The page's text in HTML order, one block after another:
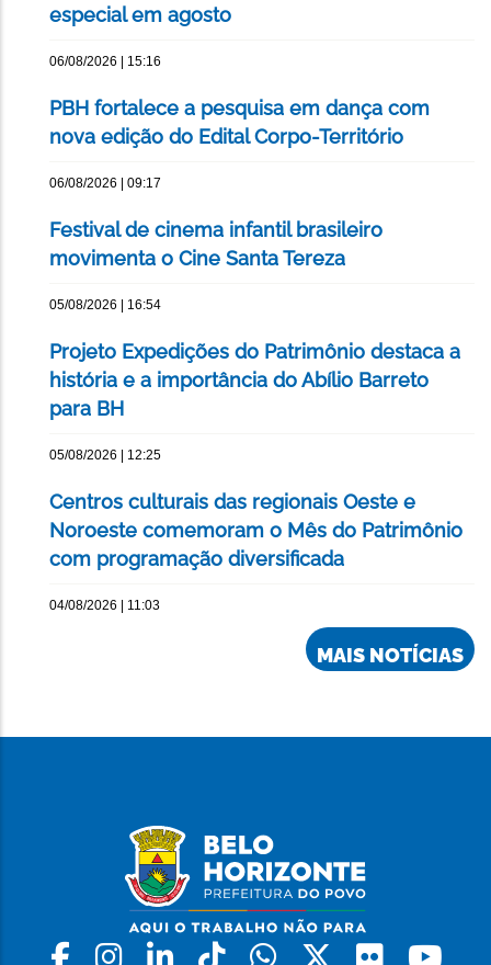
especial em agosto
06/08/2026 | 15:16
PBH fortalece a pesquisa em dança com
nova edição do Edital Corpo-Território
06/08/2026 | 09:17
Festival de cinema infantil brasileiro
movimenta o Cine Santa Tereza
05/08/2026 | 16:54
Projeto Expedições do Patrimônio destaca a
história e a importância do Abílio Barreto
para BH
05/08/2026 | 12:25
Centros culturais das regionais Oeste e
Noroeste comemoram o Mês do Patrimônio
com programação diversificada
04/08/2026 | 11:03
MAIS NOTÍCIAS
Facebook
Instagram
LinkedinTiktokWhatsapp
X Flickr